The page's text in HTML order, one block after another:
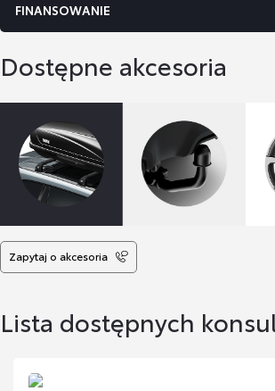
FINANSOWANIE
Dostępne akcesoria
Zapytaj o akcesoria
Lista dostępnych